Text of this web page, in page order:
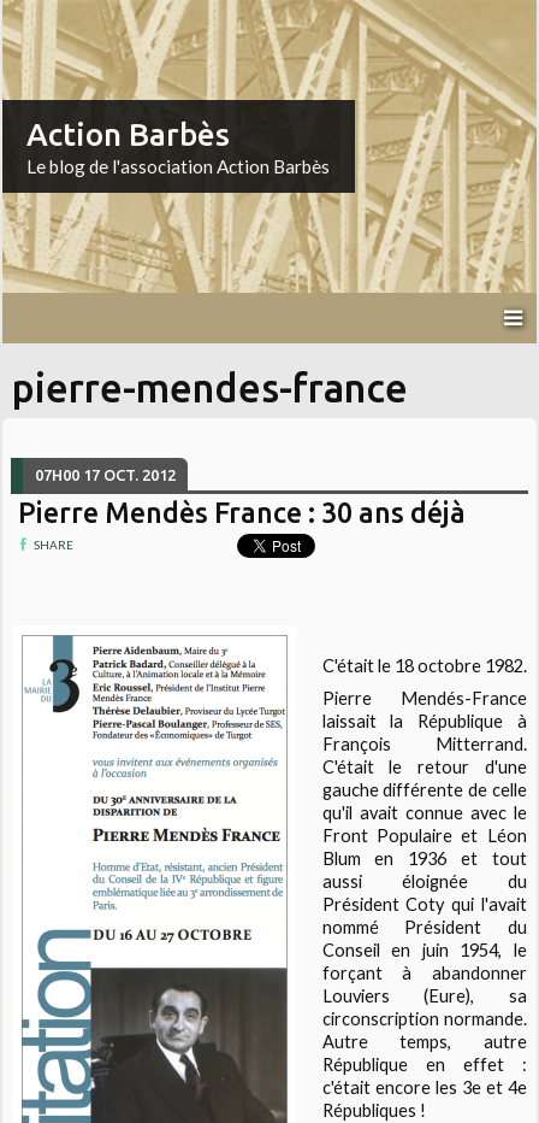
Action Barbès
Le blog de l'association Action Barbès
pierre-mendes-france
07H00 17 OCT. 2012
Pierre Mendès France : 30 ans déjà
SHARE
C'était le 18 octobre 1982.
Pierre Mendés-France
laissait la République à
François Mitterrand.
C'était le retour d'une
gauche différente de celle
qu'il avait connue avec le
Front Populaire et Léon
Blum en 1936 et tout
aussi éloignée du
Président Coty qui l'avait
nommé Président du
Conseil en juin 1954, le
forçant à abandonner
Louviers (Eure), sa
circonscription normande.
Autre temps, autre
République en effet :
c'était encore les 3e et 4e
Républiques !